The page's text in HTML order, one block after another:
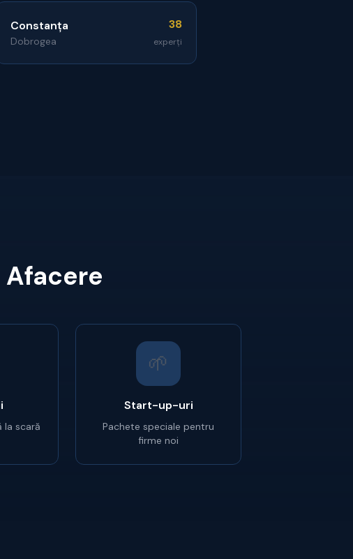
Constanța
Dobrogea
38
experți
la scară
🌱
Start-up-uri
Pachete speciale pentru
firme noi